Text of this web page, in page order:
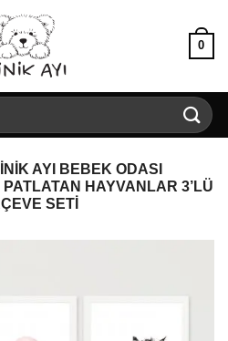
0
AYI BEBEK ODASI
HAYVANLAR 3’LÜ
SETI